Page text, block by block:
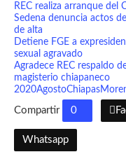
REC realiza arranque del
Sedena denuncia actos
de alta
Detiene FGE a
sexual agravado
Agradece REC respaldo
magisterio chiapaneco
2020AgostoChiapas
Compartir 0
Whatsapp